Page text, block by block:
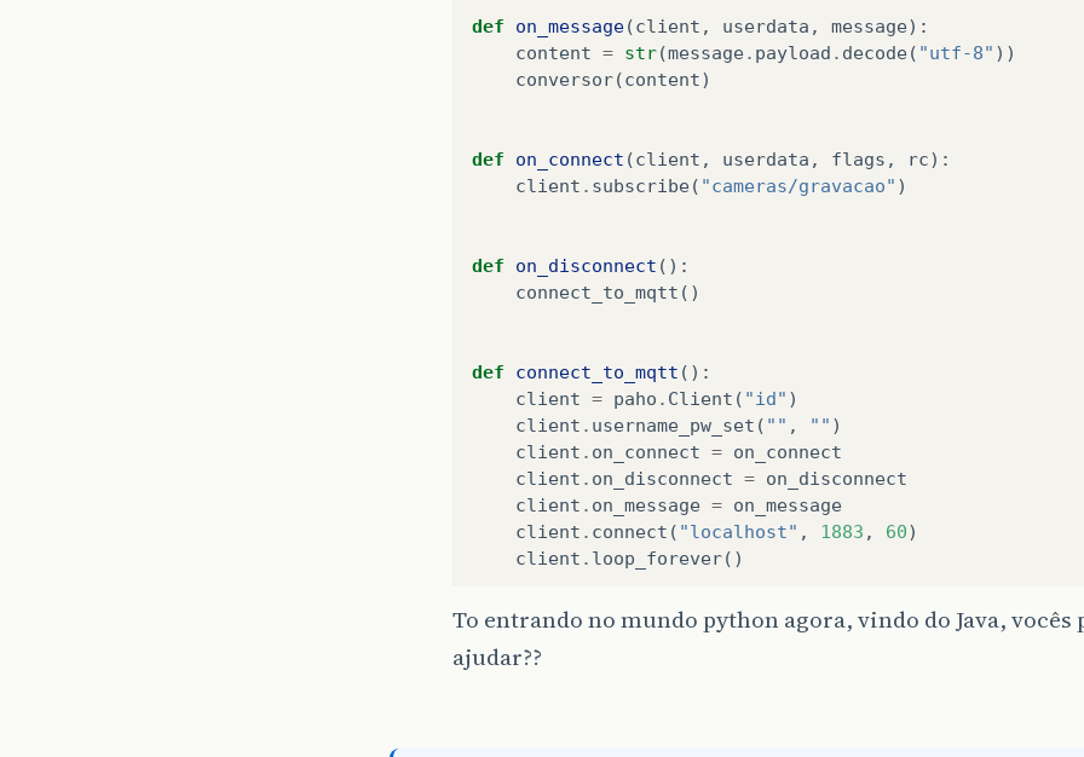
def on_message(client , userdata , message):
content = str(message. payload . decode( "utf-8" ))
conversor(content)
def on_connect (client , userdata , flags , rc):
client . subscribe( "cameras/gravacao" )
def on_disconnect ():
connect_to_mqtt ()
def connect_to_mqtt ():
client = paho . Client ( "id" )
client . username_pw_set ( "" , "" )
client . on_connect = on_connect
client . on_disconnect = on_disconnect
client . on_message = on_message
client . connect ( "localhost" , 1883 , 60)
client . loop_forever()
):
data
To entrando no mundo python agora, vindo do Java, vocês
ajudar??